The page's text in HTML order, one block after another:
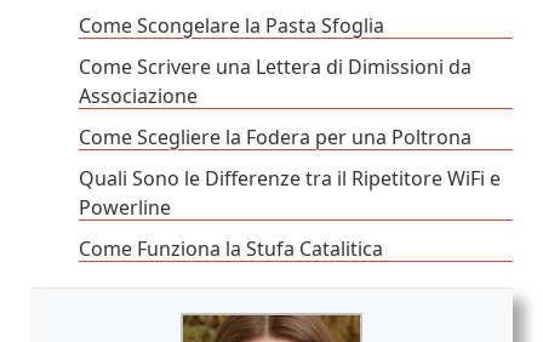
Come Scongelare la Pasta Sfoglia
Come Scrivere una Lettera di Dimissioni da
Associazione
Come Scegliere la Fodera per una Poltrona
Quali Sono le Differenze tra il Ripetitore WiFi e
Powerline
Come Funziona la Stufa Catalitica